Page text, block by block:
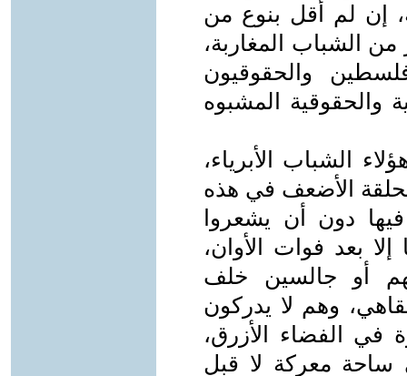
إن لم أقل بنوع من
الشباب المغاربة،
والحقوقيون
والحقوقية المشبوه
الشباب الأبرياء،
الأضعف في هذه
دون أن يشعروا
بعد فوات الأوان،
أو جالسين خلف
وهم لا يدركون
في الفضاء الأزرق،
ساحة معركة لا قبل